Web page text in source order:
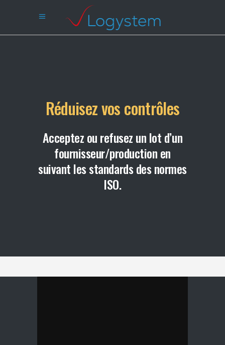
Réduisez vos contrôles
Acceptez ou refusez un lot d’un
fournisseur/production en
suivant les standards des normes
ISO.